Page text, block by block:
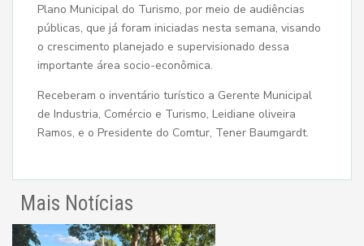
Plano Municipal do Turismo, por meio de audiências
públicas, que já foram iniciadas nesta semana, visando
o crescimento planejado e supervisionado dessa
importante área socio-econômica.
Receberam o inventário turístico a Gerente Municipal
de Industria, Comércio e Turismo, Leidiane oliveira
Ramos, e o Presidente do Comtur, Tener Baumgardt.
Mais Notícias